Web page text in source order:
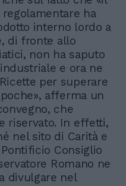
ha
interno lordo a
di fronte allo
non ha saputo
e ora ne
per superare
afferma un
che
riservato. In effetti,
nel sito di Carità e
Consiglio
Romano ne
divulgare nel